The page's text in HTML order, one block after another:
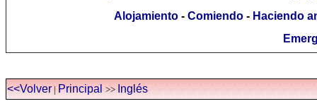
Alojamiento - Comiendo - Haciendo
<<Volver|Principal >>Inglés